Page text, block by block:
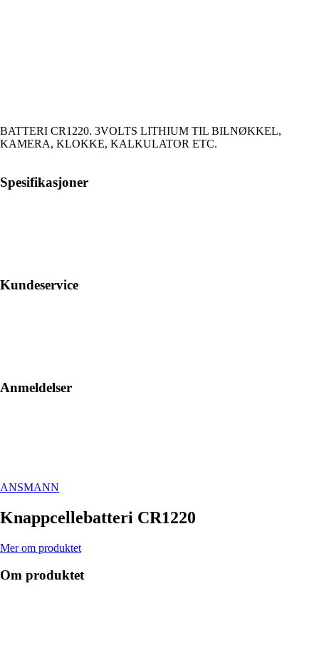
BATTERI CR1220. 3VOLTS LITHIUM TIL BILNØKKEL,
KAMERA, KLOKKE, KALKULATOR ETC.
Spesifikasjoner
Kundeservice
Anmeldelser
ANSMANN
Knappcellebatteri CR1220
Mer om produktet
Om produktet